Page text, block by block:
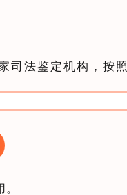
司法鉴定机构，按